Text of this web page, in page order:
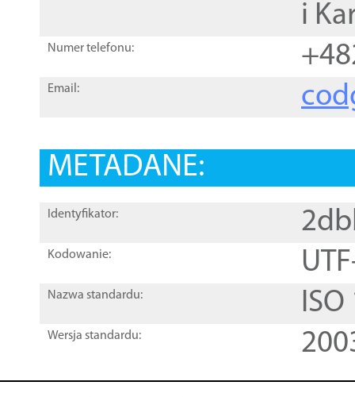
i
Numer telefonu:
Email:
METADANE:
Identyfikator:
Kodowanie:
Nazwa standardu:
Wersja standardu: